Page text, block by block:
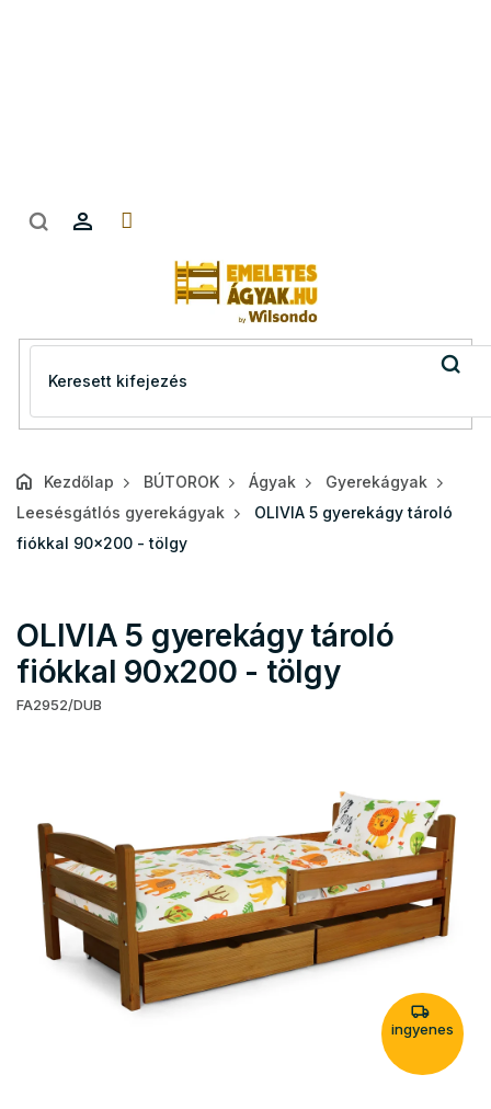
Kezdőlap BÚTOROK Ágyak
Gyerekágyak
Leesésgátlós gyerekágyak
OLIVIA 5 gyerekágy tároló
fiókkal 90x200 - tölgy
OLIVIA 5 gyerekágy tároló
fiókkal 90x200 - tölgy
FA2952/DUB
ingyenes